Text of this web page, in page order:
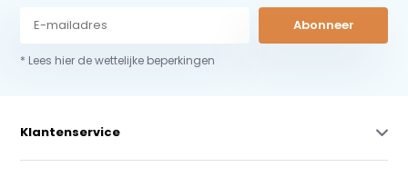
Abonneer
* Lees hier de wettelijke beperkingen
Klantenservice